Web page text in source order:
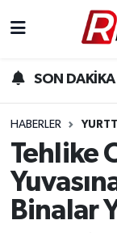
SON DAKİKA
HABERLER
Tehlike
Binalar
Gündem
Yurttan
Ekonomi
Rize Hava
Rize Trafik
Süper Lig